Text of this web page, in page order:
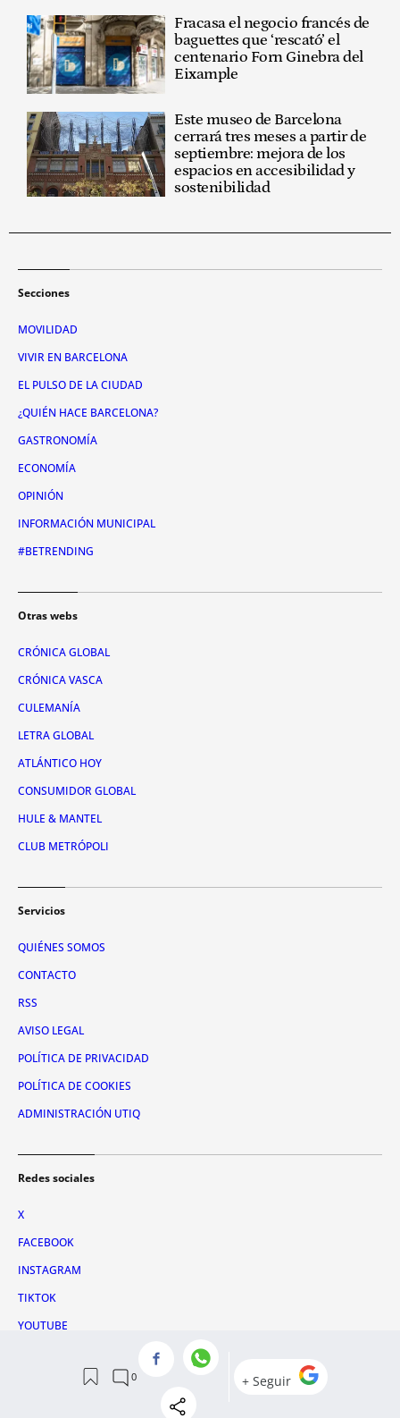
Fracasa el negocio francés de
baguettes que ‘rescató’ el
centenario Forn Ginebra del
Eixample
Este museo de Barcelona
cerrará tres meses a partir de
septiembre: mejora de los
espacios en accesibilidad y
sostenibilidad
Secciones
MOVILIDAD
VIVIR EN BARCELONA
EL PULSO DE LA CIUDAD
¿QUIÉN HACE BARCELONA?
GASTRONOMÍA
ECONOMÍA
OPINIÓN
INFORMACIÓN MUNICIPAL
#BETRENDING
Otras webs
CRÓNICA GLOBAL
CRÓNICA VASCA
CULEMANÍA
LETRA GLOBAL
ATLÁNTICO HOY
CONSUMIDOR GLOBAL
HULE & MANTEL
CLUB METRÓPOLI
Servicios
QUIÉNES SOMOS
CONTACTO
RSS
AVISO LEGAL
POLÍTICA DE PRIVACIDAD
POLÍTICA DE COOKIES
ADMINISTRACIÓN UTIQ
Redes sociales
X
FACEBOOK
INSTAGRAM
TIKTOK
YOUTUBE